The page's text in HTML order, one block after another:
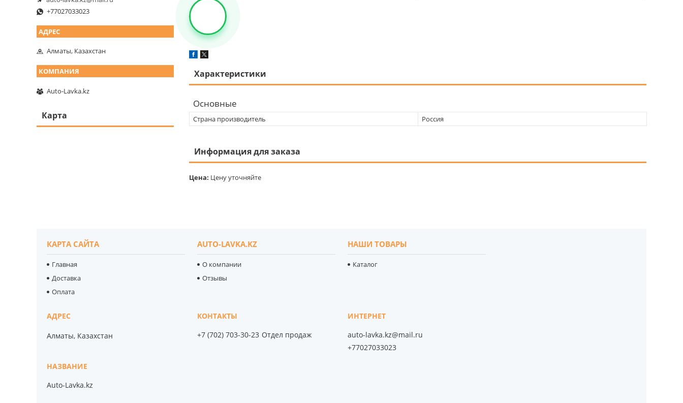
Характеристики
Основные
Страна производитель Россия
Информация для заказа
Цена: Цену уточняйте
+77027033023
Алматы, Казахстан
Auto-Lavka.kz
Карта
КАРТА САЙТА
Главная
Доставка
Оплата
AUTO-LAVKA.KZ
О компании
Отзывы
НАШИ ТОВАРЫ
Каталог
Алматы, Казахстан
Auto-Lavka.kz
+7 (702) 703-30-23 Отдел продаж
auto-lavka.kz@mail.ru
+77027033023